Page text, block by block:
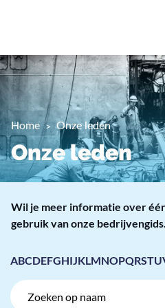
Home Onze leden
Onze leden
Wil je meer informatie over
gebruik van onze bedrijvengids.
ABCDEFGHIJKLMNOPQRSTU
Zoek
op